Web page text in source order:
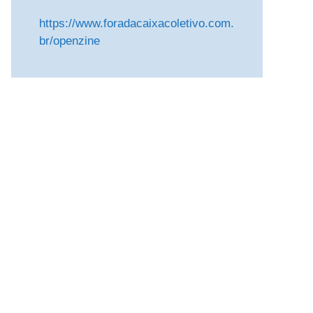
https://www.foradacaixacoletivo.com.
br/openzine